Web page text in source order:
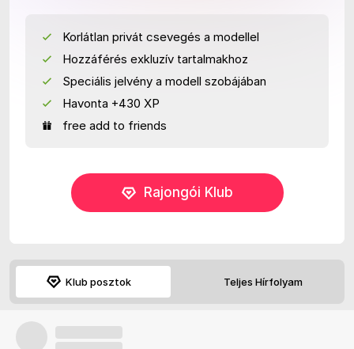
Korlátlan privát csevegés a modellel
Hozzáférés exkluzív tartalmakhoz
Speciális jelvény a modell szobájában
Havonta +430 XP
free add to friends
Rajongói Klub
Klub posztok Teljes Hírfolyam